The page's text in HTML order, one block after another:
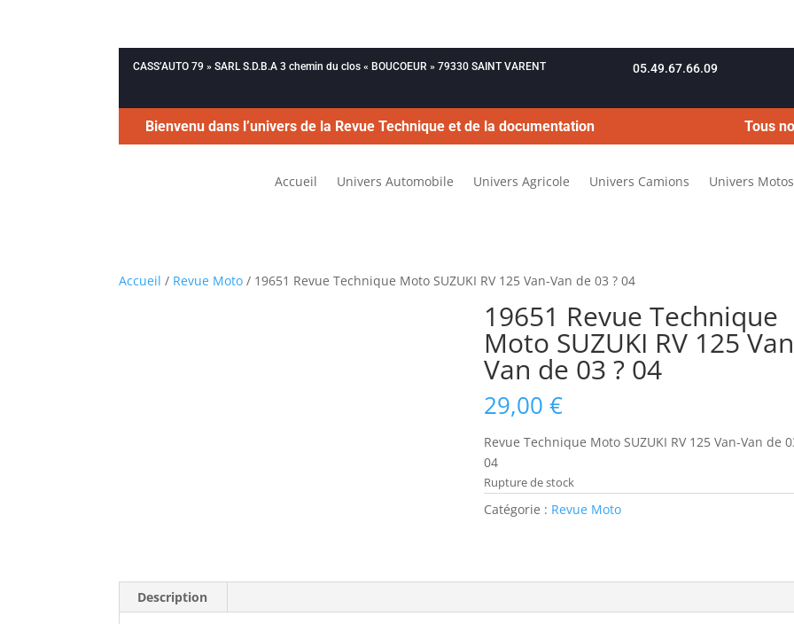
CASS’AUTO 79 » SARL S.D.B.A 3 chemin du clos « BOUCOEUR » 79330 SAINT VARENT 05.49.67.66.09
Bienvenu dans l’univers de la Revue Technique et de la documentation Tous
Accueil Univers Automobile Univers Agricole Univers Camions Univers Motos
Accueil / Revue Moto / 19651 Revue Technique Moto SUZUKI RV 125 Van-Van de 03 ? 04
19651 Revue Technique
Moto SUZUKI RV 125
Van de 03 ? 04
29,00€
Revue Technique Moto SUZUKI RV 125 Van-Van de
04
Rupture de stock
Catégorie : Revue Moto
Description